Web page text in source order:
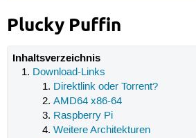
Plucky Puffin
Inhaltsverzeichnis
Download-Links
Direktlink oder Torrent?
AMD64 x86-64
Raspberry Pi
Weitere Architekturen